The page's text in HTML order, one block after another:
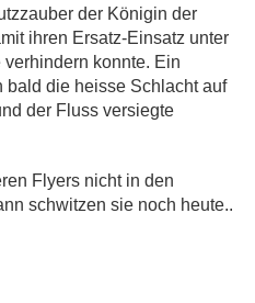
der Königin der
ihren Ersatz-Einsatz unter
konnte. Ein
bald die heisse Schlacht auf
der Fluss versiegte
Flyers nicht in den
schwitzen sie noch heute..